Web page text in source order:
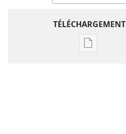
TÉLÉCHARGEMENT
Options